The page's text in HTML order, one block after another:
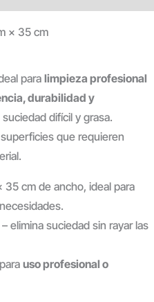
× 35 cm
para limpieza profesional
durabilidad y
difícil y grasa.
que requieren
35 cm de ancho, ideal para
– elimina suciedad sin rayar las
uso profesional o